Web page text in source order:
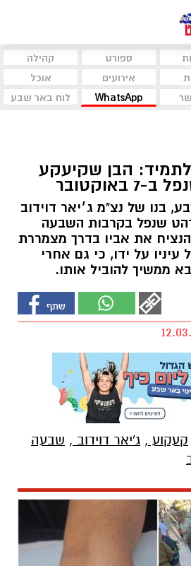
ספורט
קהילה
אירועים
אוכל
WhatsApp לוח באר שבע
הבן שקיעקע
בנו של נצ"מ ג׳יאר דוידוב
שנפל בקרבות השבעה
את אביו בדרך מצמררת
על ידו, כי גם אחרי
ממשיך להוביל אותו.
קעקוע , ג'יאר דוידוב , שבעה